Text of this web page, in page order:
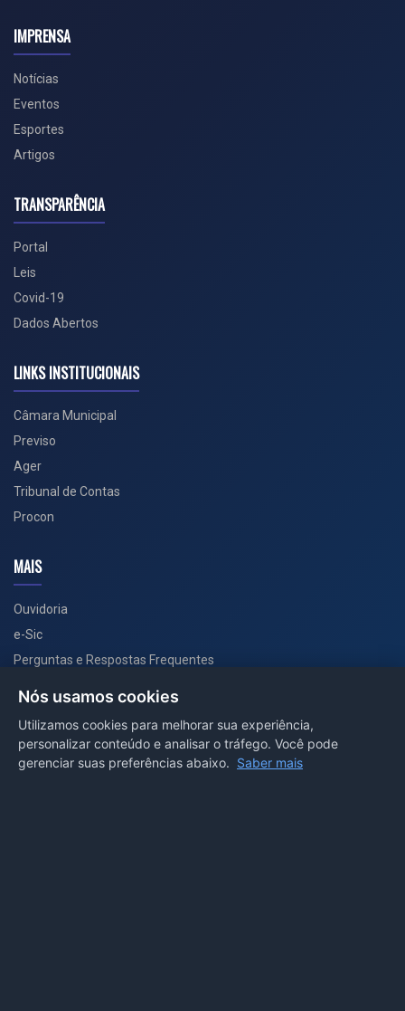
IMPRENSA
Notícias
Eventos
Esportes
Artigos
TRANSPARÊNCIA
Portal
Leis
Covid-19
Dados Abertos
LINKS INSTITUCIONAIS
Câmara Municipal
Previso
Ager
Tribunal de Contas
Procon
MAIS
Ouvidoria
e-Sic
Perguntas e Respostas Frequentes
PORTAL COVID-19
Nós usamos cookies
Utilizamos cookies para melhorar sua experiência,
personalizar conteúdo e analisar o tráfego. Você pode
gerenciar suas preferências abaixo. Saber mais